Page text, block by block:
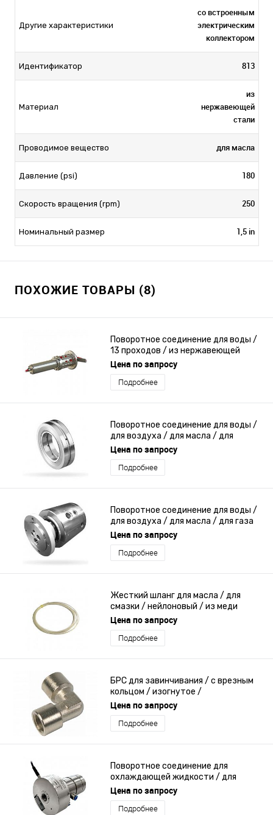
Другие характеристики
со встроенным
электрическим
коллектором
Идентификатор 813
Материал
из
нержавеющей
стали
Проводимое вещество для масла
Давление (psi) 180
Скорость вращения (rpm) 250
Номинальный размер 1,5 in
ПОХОЖИЕ ТОВАРЫ (8)
Поворотное соединение для воды /
13 проходов / из нержавеющей
стали / со встроенным
электрическим коллектором
Цена по запросу
Подробнее
Поворотное соединение для воды /
для воздуха / для масла / для
высокого давления
Цена по запросу
Подробнее
Поворотное соединение для воды /
для воздуха / для масла / для газа
Цена по запросу
Подробнее
Жесткий шланг для масла / для
смазки / нейлоновый / из меди
Цена по запросу
Подробнее
БРС для завинчивания / с врезным
кольцом / изогнутое /
гидравлическое
Цена по запросу
Подробнее
Поворотное соединение для
охлаждающей жидкости / для
станка / с индикатором состояния
Цена по запросу
Подробнее